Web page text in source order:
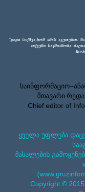
მთავარი
Chief editor of
ყველა უფლება
მასალების
Copyright ©